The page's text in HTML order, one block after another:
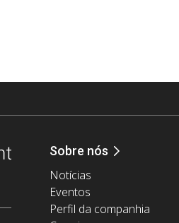
Sobre nós
Notícias
Eventos
Perfil da companhia